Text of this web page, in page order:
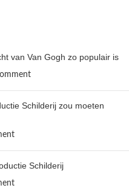
van Van Gogh zo populair is
Schilderij zou moeten
Schilderij